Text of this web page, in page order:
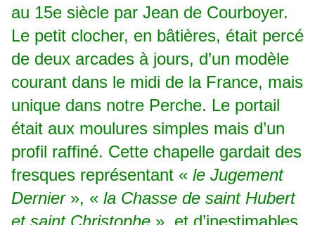
au 15e siècle par Jean de Courboyer.
Le petit clocher, en bâtières, était percé
de deux arcades à jours, d’un modèle
courant dans le midi de la France, mais
unique dans notre Perche. Le portail
était aux moulures simples mais d’un
profil raffiné. Cette chapelle gardait des
fresques représentant « le Jugement
Dernier», « la Chasse de saint Hubert